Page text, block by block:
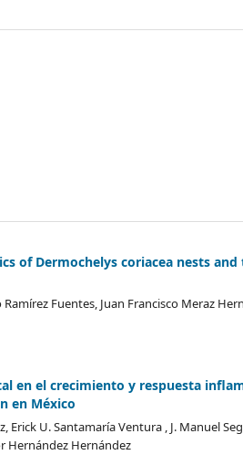
of Dermochelys coriacea nests
Ramírez Fuentes, Juan Francisco Meraz
en el crecimiento y respuesta
en México
Erick U. Santamaría Ventura , J. Manuel
Hernández Hernández